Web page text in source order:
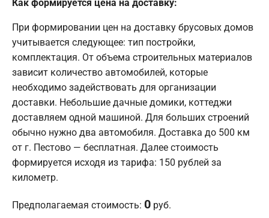
Как формируется цена на доставку:
При формировании цен на доставку брусовых домов
учитывается следующее: тип постройки,
комплектация. От объема строительных материалов
зависит количество автомобилей, которые
необходимо задействовать для организации
доставки. Небольшие дачные домики, коттеджи
доставляем одной машиной. Для больших строений
обычно нужно два автомобиля. Доставка до 500 км
от г. Пестово — бесплатная. Далее стоимость
формируется исходя из тарифа: 150 рублей за
километр.
Предполагаемая стоимость: 0 руб.